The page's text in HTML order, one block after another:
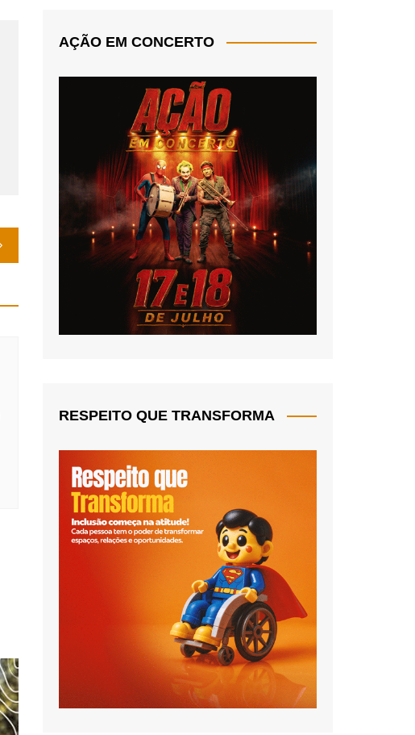
AÇÃO EM CONCERTO
RESPEITO QUE TRANSFORMA